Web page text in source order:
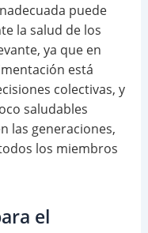
puede
la salud de los
ya que en
está
colectivas, y
saludables
las generaciones,
los miembros
el